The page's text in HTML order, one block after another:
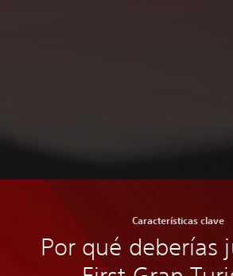
Características clave
Por qué deberías